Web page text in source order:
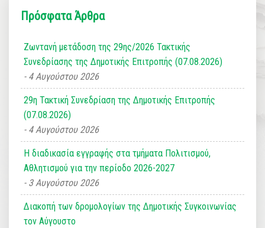
Πρόσφατα Άρθρα
Ζωντανή μετάδοση της 29ης/2026 Τακτικής
Συνεδρίασης της Δημοτικής Επιτροπής (07.08.2026)
4 Αυγούστου 2026
29η Τακτική Συνεδρίαση της Δημοτικής Επιτροπής
(07.08.2026)
4 Αυγούστου 2026
Η διαδικασία εγγραφής στα τμήματα Πολιτισμού,
Αθλητισμού για την περίοδο 2026-2027
3 Αυγούστου 2026
Διακοπή των δρομολογίων της Δημοτικής Συγκοινωνίας
τον Αύγουστο